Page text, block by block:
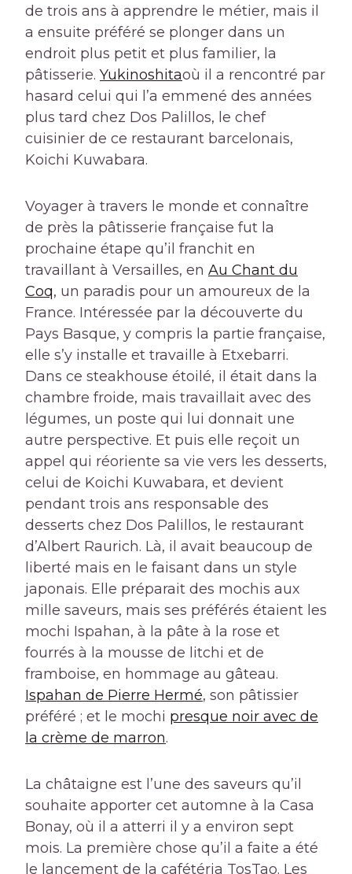
de trois ans à apprendre le métier, mais il
a ensuite préféré se plonger dans un
endroit plus petit et plus familier, la
pâtisserie. Yukinoshitaoù il a rencontré par
hasard celui qui l’a emmené des années
plus tard chez Dos Palillos, le chef
cuisinier de ce restaurant barcelonais,
Koichi Kuwabara.
Voyager à travers le monde et connaître
de près la pâtisserie française fut la
prochaine étape qu’il franchit en
travaillant à Versailles, en Au Chant du
Coq, un paradis pour un amoureux de la
France. Intéressée par la découverte du
Pays Basque, y compris la partie française,
elle s’y installe et travaille à Etxebarri.
Dans ce steakhouse étoilé, il était dans la
chambre froide, mais travaillait avec des
légumes, un poste qui lui donnait une
autre perspective. Et puis elle reçoit un
appel qui réoriente sa vie vers les desserts,
celui de Koichi Kuwabara, et devient
pendant trois ans responsable des
desserts chez Dos Palillos, le restaurant
d’Albert Raurich. Là, il avait beaucoup de
liberté mais en le faisant dans un style
japonais. Elle préparait des mochis aux
mille saveurs, mais ses préférés étaient les
mochi Ispahan, à la pâte à la rose et
fourrés à la mousse de litchi et de
framboise, en hommage au gâteau.
Ispahan de Pierre Hermé, son pâtissier
préféré ; et le mochi presque noir avec de
la crème de marron.
La châtaigne est l’une des saveurs qu’il
souhaite apporter cet automne à la Casa
Bonay, où il a atterri il y a environ sept
mois. La première chose qu’il a faite a été
le lancement de la cafétéria TosTao. Les